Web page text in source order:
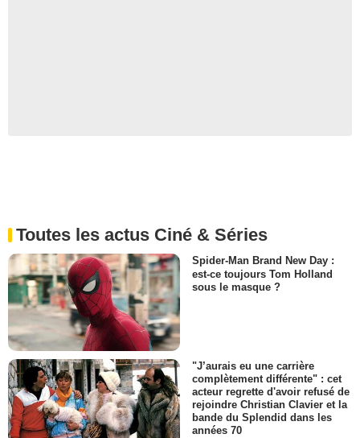
Toutes les actus Ciné & Séries
Spider-Man Brand New Day :
est-ce toujours Tom Holland
sous le masque ?
"J’aurais eu une carrière
complètement différente" : cet
acteur regrette d'avoir refusé de
rejoindre Christian Clavier et la
bande du Splendid dans les
années 70